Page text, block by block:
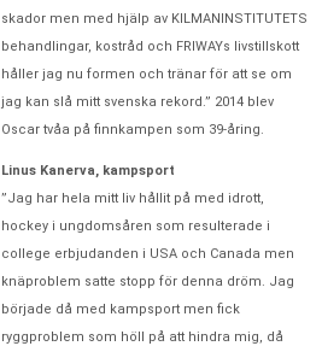
skador men med hjälp av KILMANINSTITUTETS
behandlingar, kostråd och FRIWAYs livstillskott
håller jag nu formen och tränar för att se om
jag kan slå mitt svenska rekord.” 2014 blev
Oscar tvåa på finnkampen som 39-åring.
Linus Kanerva, kampsport
”Jag har hela mitt liv hållit på med idrott,
hockey i ungdomsåren som resulterade i
college erbjudanden i USA och Canada men
knäproblem satte stopp för denna dröm. Jag
började då med kampsport men fick
ryggproblem som höll på att hindra mig, då